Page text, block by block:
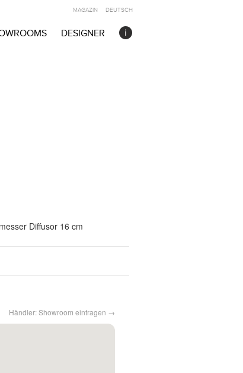
DESIGNER
MAGAZIN DEUTSCH
Diffusor 16 cm
Händler: Showroom eintragen →